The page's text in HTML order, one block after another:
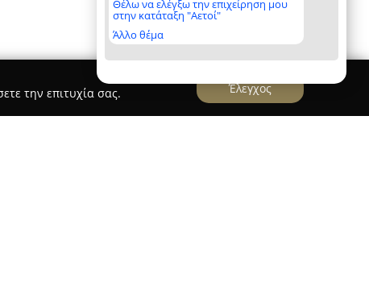
Θέλω να ελέγξω την επιχείρηση μου
στην κατάταξη "Αετοί"
Άλλο θέμα
την επιτυχία σας.
Έλεγχος